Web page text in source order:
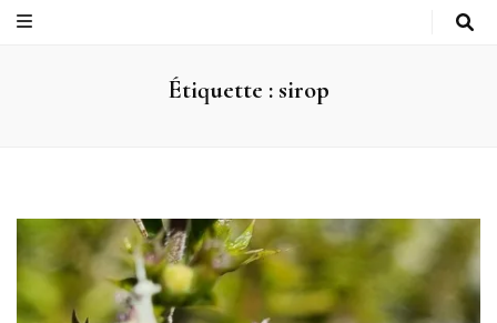
Étiquette : sirop